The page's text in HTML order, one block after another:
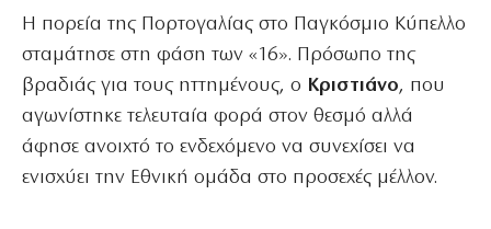
Η πορεία της Πορτογαλίας στο Παγκόσμιο Κύπελλο
σταμάτησε στη φάση των «16». Πρόσωπο της
βραδιάς για τους ηττημένους, ο Κριστιάνο, που
αγωνίστηκε τελευταία φορά στον θεσμό αλλά
άφησε ανοιχτό το ενδεχόμενο να συνεχίσει να
ενισχύει την Εθνική ομάδα στο προσεχές μέλλον.